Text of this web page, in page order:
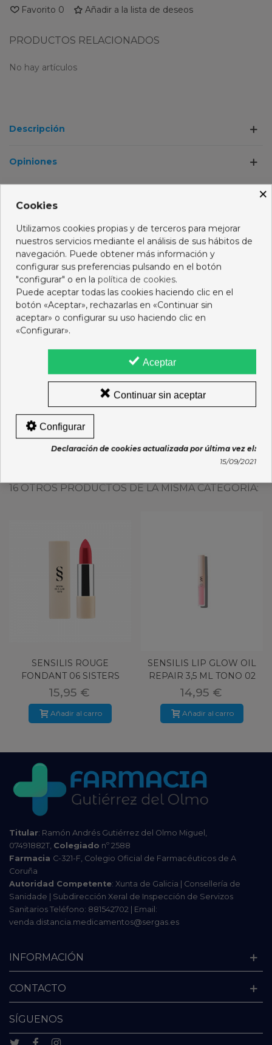
Favorito 0 Añadir a la lista de deseos
PRODUCTOS RELACIONADOS
No hay artículos
Descripción
Opiniones
LOS CLIENTES QUE COMPRARON ESTE
PRODUCTO TAMBIÉN HAN COMPRADO:
XEBEVIR AB21 30 STICKS
20,95 €
Ver más
HIDRATANTE 340G
16 OTROS PRODUCTOS DE LA MISMA CATEGORÍA:
SENSILIS ROUGE
FONDANT 06 SISTERS
CLOUD SPF 15
15,95 €
Añadir al carro
SENSILIS LIP GLOW OIL
REPAIR 3,5 ML TONO 02
14,95 €
Añadir al carro
Titular: Ramón Andrés Gutiérrez del Olmo Miguel,
07491882T, Colegiado nº 2588
Farmacia C-321-F, Colegio Oficial de Farmacéuticos de A
Coruña
Autoridad Competente: Xunta de Galicia | Consellería de
Sanidade | Subdirección Xeral de Inspección de Servizos
Sanitarios Teléfono: 881542702 | Email:
venda.distancia.medicamentos@sergas.es
INFORMACIÓN
CONTACTO
SÍGUENOS
×
Cookies
Utilizamos cookies propias y de terceros para mejorar
nuestros servicios mediante el análisis de sus hábitos de
navegación. Puede obtener más información y
configurar sus preferencias pulsando en el botón
"configurar" o en la política de cookies.
Puede aceptar todas las cookies haciendo clic en el
botón «Aceptar», rechazarlas en «Continuar sin
aceptar» o configurar su uso haciendo clic en
«Configurar».
Aceptar
Continuar sin aceptar
Configurar
Declaración de cookies actualizada por última vez el:
15/09/2021